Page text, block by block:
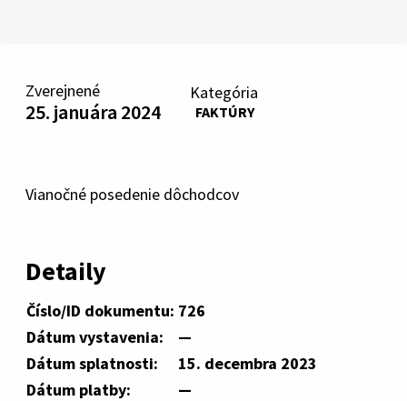
Zverejnené
25. januára 2024
Kategória
FAKTÚRY
Vianočné posedenie dôchodcov
Detaily
Číslo/ID dokumentu: 726
Dátum vystavenia:
—
Dátum splatnosti:
15. decembra 2023
Dátum platby:
—